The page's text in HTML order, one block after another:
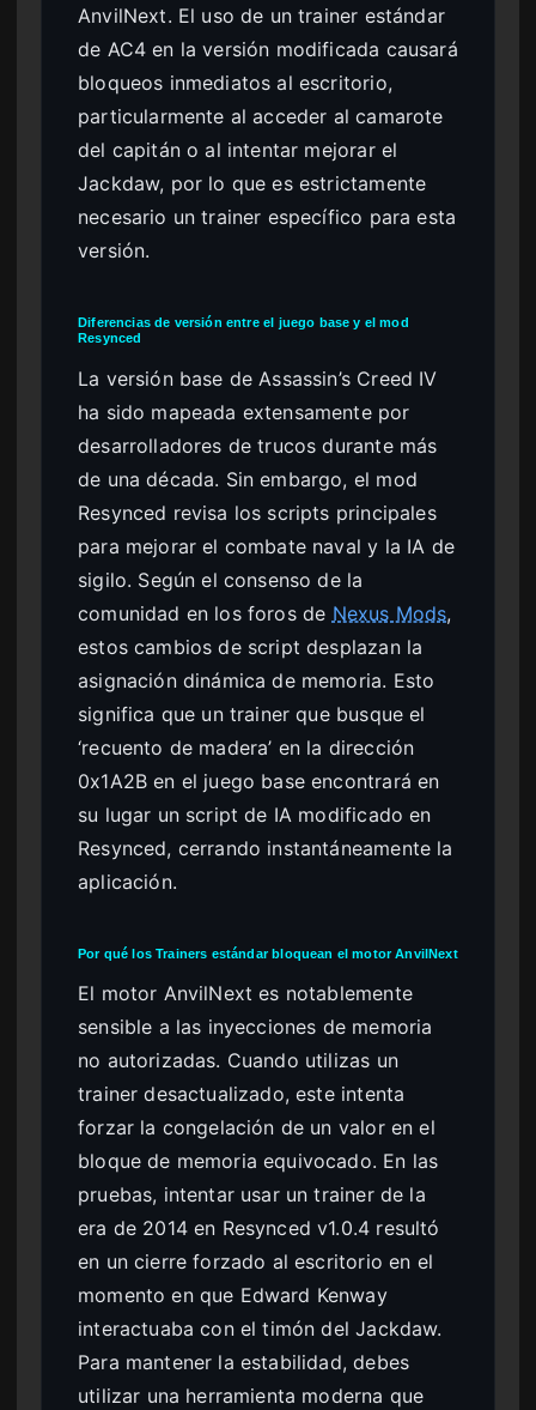
AnvilNext. El uso de un trainer estándar
de AC4 en la versión modificada causará
bloqueos inmediatos al escritorio,
particularmente al acceder al camarote
del capitán o al intentar mejorar el
Jackdaw, por lo que es estrictamente
necesario un trainer específico para esta
versión.
Diferencias de versión entre el juego base y el mod
Resynced
La versión base de Assassin’s Creed IV
ha sido mapeada extensamente por
desarrolladores de trucos durante más
de una década. Sin embargo, el mod
Resynced revisa los scripts principales
para mejorar el combate naval y la IA de
sigilo. Según el consenso de la
comunidad en los foros de Nexus Mods,
estos cambios de script desplazan la
asignación dinámica de memoria. Esto
significa que un trainer que busque el
‘recuento de madera’ en la dirección
0x1A2B en el juego base encontrará en
su lugar un script de IA modificado en
Resynced, cerrando instantáneamente la
aplicación.
Por qué los Trainers estándar bloquean el motor AnvilNext
El motor AnvilNext es notablemente
sensible a las inyecciones de memoria
no autorizadas. Cuando utilizas un
trainer desactualizado, este intenta
forzar la congelación de un valor en el
bloque de memoria equivocado. En las
pruebas, intentar usar un trainer de la
era de 2014 en Resynced v1.0.4 resultó
en un cierre forzado al escritorio en el
momento en que Edward Kenway
interactuaba con el timón del Jackdaw.
Para mantener la estabilidad, debes
utilizar una herramienta moderna que